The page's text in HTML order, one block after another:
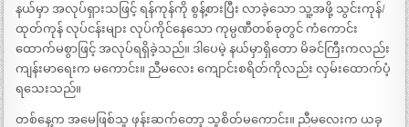
နယ်မှာ အလုပ်ရှားသဖြင့် ရန်ကုန်ကို စွန့်စားပြီး လာခဲ့သော သူ့အဖို့ သွင်းကုန်/
ထုတ်ကုန် လုပ်ငန်းများ လုပ်ကိုင်နေသော ကုမ္ပဏီတစ်ခုတွင် ကံကောင်း
ထောက်မစွာဖြင့် အလုပ်ရရှိခဲ့သည်။ ဒါပေမဲ့ နယ်မှာရှိတော မိခင်ကြီးကလည်း
ကျန်းမာရေးက မကောင်း။ ညီမလေး ကျောင်းစရိတ်ကိုလည်း လှမ်းထောက်ပံ့
ရသေးသည်။
တစ်နေ့က အမေဖြစ်သူ ဖုန်းဆက်တော့ သူစိတ်မကောင်း။ ညီမလေးက ယခု